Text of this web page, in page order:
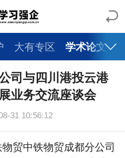
大有专区 学术论文
司与四川港投云港
业务交流座谈会
31 10:56:12
贸中铁物贸成都分公司